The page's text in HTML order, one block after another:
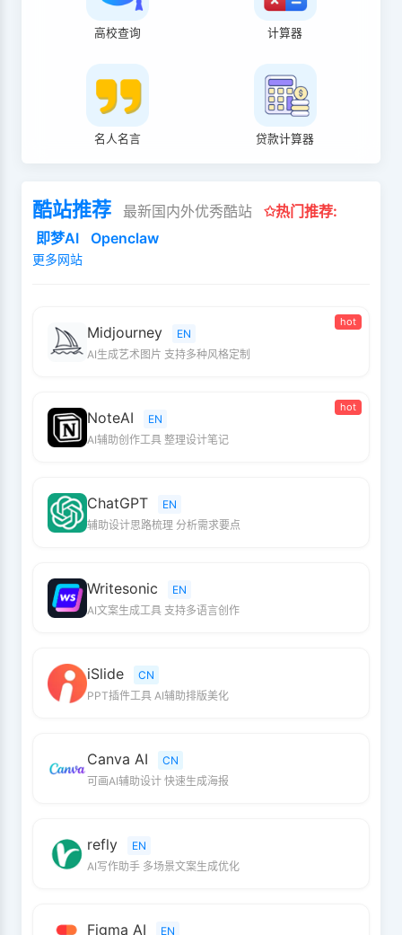
高校查询 计算器
名人名言 贷款计算器
酷站推荐 最新国内外优秀酷站
✩热门推荐:
即梦AI
Openclaw
更多网站
hot
Midjourney
EN
AI生成艺术图片 支持多种风格定制
hot
NoteAI
EN
AI辅助创作工具 整理设计笔记
ChatGPT
EN
辅助设计思路梳理 分析需求要点
Writesonic
EN
AI文案生成工具 支持多语言创作
iSlide
CN
PPT插件工具 AI辅助排版美化
Canva AI
CN
可画AI辅助设计 快速生成海报
refly
EN
AI写作助手 多场景文案生成优化
Figma AI EN